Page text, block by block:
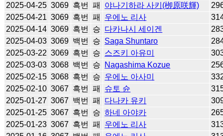
2025-04-25 3069 흑번 패 야나기하라 사키(栁原咲輝)
2025-04-21 3069 흑번 패 우에노 리사
2025-04-14 3069 흑번 승 다카나시 세이겐
2025-04-03 3069 백번 승 Saga Shuntaro
2025-03-22 3069 흑번 승 스즈키 아유미
2025-03-03 3068 백번 승 Nagashima Kozue
2025-02-15 3068 흑번 승 우에노 아사미
2025-02-10 3067 흑번 패 슈토 슌
2025-01-27 3067 백번 패 다나카 유키
2025-01-25 3067 흑번 승 하네 아야카
2025-01-23 3067 흑번 패 우에노 리사